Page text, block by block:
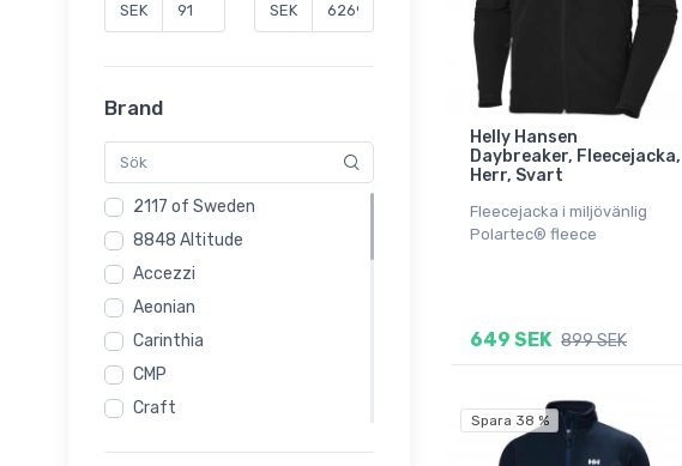
SEK SEK
Brand
2117 of Sweden
8848 Altitude
Accezzi
Aeonian
Carinthia
CMP
Craft
Helly Hansen
Daybreaker, Fleecejacka,
Herr, Svart
Fleecejacka i miljövänlig
Polartec® fleece
649 SEK 899 SEK
Spara 38 %